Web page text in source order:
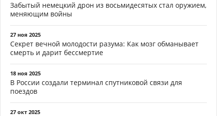
Забытый немецкий дрон из восьмидесятых стал оружием,
меняющим войны
27 ноя 2025
Секрет вечной молодости разума: Как мозг обманывает
смерть и дарит бессмертие
18 ноя 2025
В России создали терминал спутниковой связи для
поездов
27 окт 2025